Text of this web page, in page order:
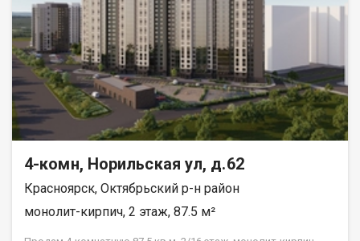
4-комн, Норильская ул, д.62
Красноярск, Октябрьский р-н район
монолит-кирпич, 2 этаж, 87.5 м²